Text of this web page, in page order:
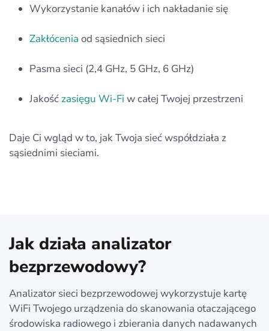
Wykorzystanie kanałów i ich nakładanie się
Zakłócenia od sąsiednich sieci
Pasma sieci (2,4 GHz, 5 GHz, 6 GHz)
Jakość zasięgu Wi‑Fi w całej Twojej przestrzeni
Daje Ci wgląd w to, jak Twoja sieć współdziała z
sąsiednimi sieciami.
Jak działa analizator
bezprzewodowy?
Analizator sieci bezprzewodowej wykorzystuje kartę
WiFi Twojego urządzenia do skanowania otaczającego
środowiska radiowego i zbierania danych nadawanych